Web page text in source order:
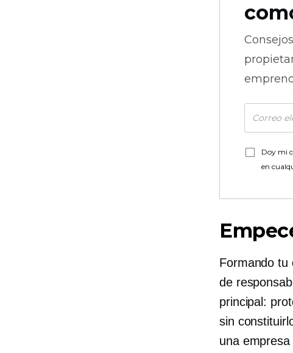
Doy mi
en
Formando tu
de
principal:
sin
una